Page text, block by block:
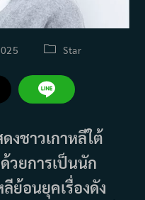
PostStar
งชาวเกาหลีใต้
วยการเป็นนัก
ย้อนยุคเรื่องดัง